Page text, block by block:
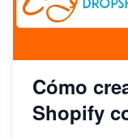
Cómo
Shopify